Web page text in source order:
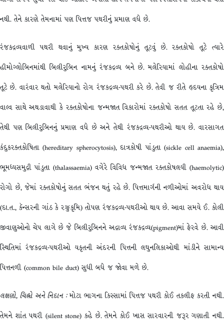
નથી. તેને કારણે તેમનામાં પણ પિત્તજ પથરીનું પ્રમાણ વધે છે.
રંજકદ્રવ્યવાળી પથરી થવાનું મુખ્ય કારણ રક્તકોષોનું તૂટવું છે. રક્તકોષો તૂટે ત્યારે
હીમોગ્લોબિનમાંથી બિલીરુબિન નામનું રંજકદ્રવ્ય બને છે. મલેરિયામાં લોહીના રક્તકોષો
તૂટે છે. વારંવાર થતો મલેરિયાનો રોગ રંજકદ્રવ્ય-પથરી કરે છે. તેવી જ રીતે હૃદયના કૃત્રિમ
વાલ્વ સાથે અથડાવાથી કે રક્તકોષોના જન્મજાત વિકારોમાં રક્તકોષો સતત તૂટતા રહે છે,
તેથી પણ બિલીરુબિનનું પ્રમાણ વધે છે અને તેથી રંજકદ્રવ્ય-પથરીઓ થાય છે. વારસાગત
કંદુકરક્તકોષિતા (hereditary spherocytosis), દાત્રકોષી પાંડુતા (sickle cell anaemia),
ભૂમધ્યસમુદ્રી પાંડુતા (thalassaemia) વગેરે વિવિધ જન્મજાત રક્તકોષલયી (haemolytic)
રોગો છે, જેમાં રક્તકોષોનું સતત ભંજન થતું રહે છે. પિત્તમાર્ગની નળીઓમાં અવરોધ થાય
(દા.ત., કૅન્સરની ગાંઠ કે રજ્જુકૃમિ) તોપણ રંજકદ્રવ્ય-પથરીઓ થાય છે. આવા સમયે ઈ. કોલી
જીવાણુઓનો ચેપ લાગે છે જે બિલીરુબિનને અદ્રાવ્ય રંજકદ્રવ્ય(pigment)માં ફેરવે છે. આવી
સ્થિતિમાં રંજકદ્રવ્ય-પથરીઓ યકૃતની અંદરની પિત્તની લઘુનલિકાઓથી માંડીને સામાન્ય
પિત્તનળી (common bile duct) સુધી બધે જ જોવા મળે છે.
લક્ષણો, ચિહ્નો અને નિદાન:મોટા ભાગના કિસ્સામાં પિત્તજ પથરી કોઈ તકલીફ કરતી નથી.
તેમને શાંત પથરી (silent stone) કહે છે. તેમને કોઈ ખાસ સારવારની જરૂર ગણાતી નથી.